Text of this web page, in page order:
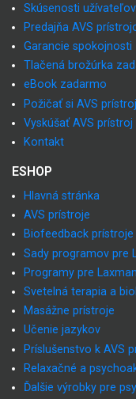
Skúsenosti
Predajňa AVS
Garancie spokojnosti
Tlačená brožúrka
eBook zadarmo
Požičať si AVS prístroj
Vyskúšať AVS
Kontakt
ESHOP
Hlavná stránka
AVS prístroje
Biofeedback prístroje
Sady programov pre
Programy pre Laxman
Svetelná terapia a
Masážne prístroje
Učenie jazykov
Príslušenstvo k AVS
Relaxačné a
Ďalšie výrobky pre